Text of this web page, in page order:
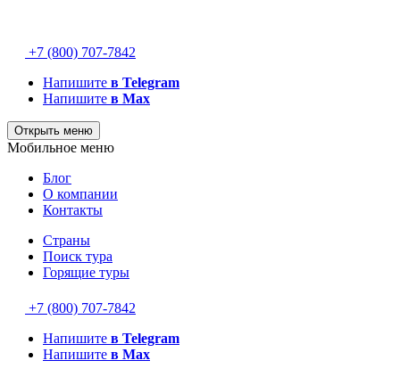
+7 (800) 707-7842
Напишите в Telegram
Напишите в Max
Открыть меню
Мобильное меню
Блог
О компании
Контакты
Страны
Поиск тура
Горящие туры
+7 (800) 707-7842
Напишите в Telegram
Напишите в Max